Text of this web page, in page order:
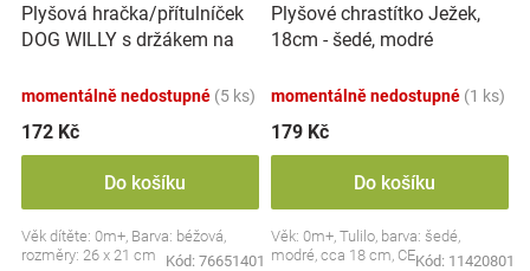
Plyšová hračka/přítulníček
DOG WILLY s držákem na
momentálně nedostupné (5 ks)
172 Kč
Do košíku
Věk dítěte: 0m+, Barva: béžová,
rozměry: 26 x 21 cm
Kód: 76651401
Plyšové chrastítko Ježek,
18cm - šedé, modré
momentálně nedostupné (1 ks)
179 Kč
Do košíku
Věk: 0m+, Tulilo, barva: šedé,
modré, cca 18 cm, CEKód: 11420801